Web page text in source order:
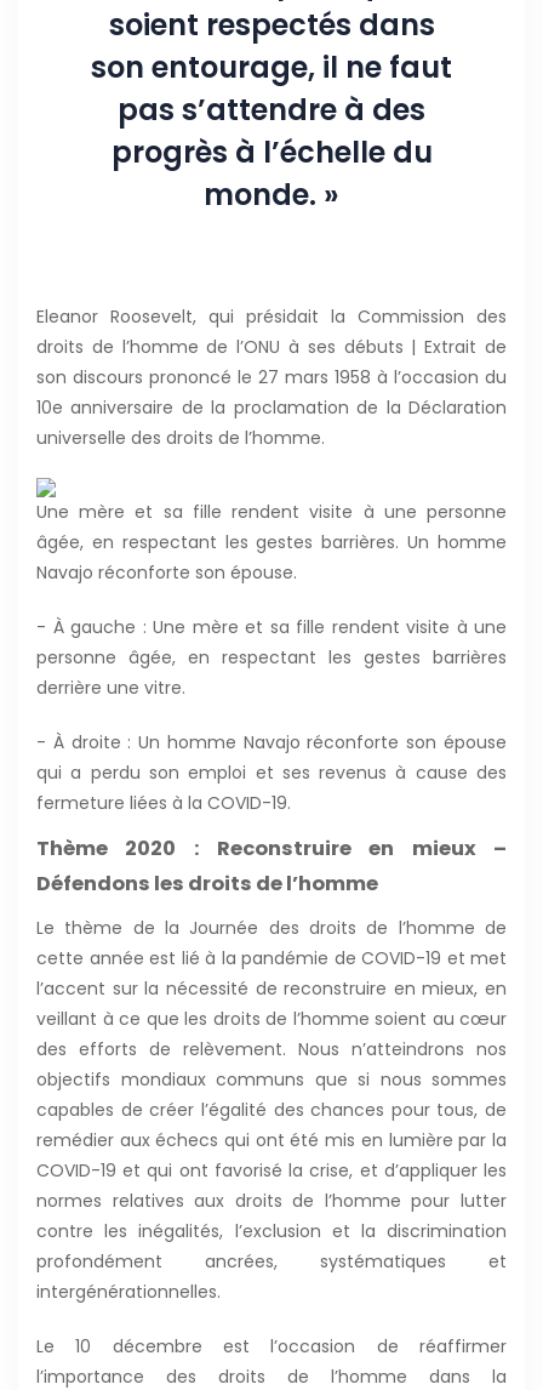
soient respectés dans
son entourage, il ne faut
pas s’attendre à des
progrès à l’échelle du
monde. »
Eleanor Roosevelt, qui présidait la Commission des
droits de l’homme de l’ONU à ses débuts | Extrait de
son discours prononcé le 27 mars 1958 à l’occasion du
10e anniversaire de la proclamation de la Déclaration
universelle des droits de l’homme.
Une mère et sa fille rendent visite à une personne
âgée, en respectant les gestes barrières. Un homme
Navajo réconforte son épouse.
- À gauche : Une mère et sa fille rendent visite à une
personne âgée, en respectant les gestes barrières
derrière une vitre.
- À droite : Un homme Navajo réconforte son épouse
qui a perdu son emploi et ses revenus à cause des
fermeture liées à la COVID-19.
Thème 2020 : Reconstruire en mieux –
Défendons les droits de l’homme
Le thème de la Journée des droits de l’homme de
cette année est lié à la pandémie de COVID-19 et met
l’accent sur la nécessité de reconstruire en mieux, en
veillant à ce que les droits de l’homme soient au cœur
des efforts de relèvement. Nous n’atteindrons nos
objectifs mondiaux communs que si nous sommes
capables de créer l’égalité des chances pour tous, de
remédier aux échecs qui ont été mis en lumière par la
COVID-19 et qui ont favorisé la crise, et d’appliquer les
normes relatives aux droits de l’homme pour lutter
contre les inégalités, l’exclusion et la discrimination
profondément ancrées, systématiques et
intergénérationnelles.
Le 10 décembre est l’occasion de réaffirmer
l’importance des droits de l’homme dans la